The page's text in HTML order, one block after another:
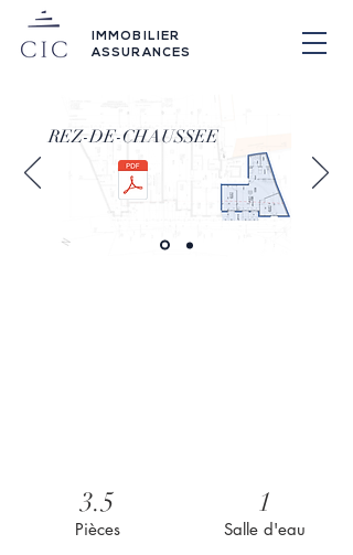
IMMOBILIER
ASSURANCES
REZ-DE-CHAUSSEE
3.5
Pièces
1
Salle d'eau